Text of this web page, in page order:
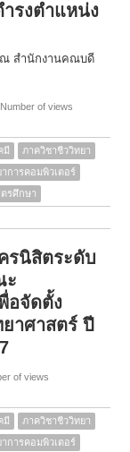
รงตำแหน่ง
ณ สำนักงานคณบดี
Number of views
มี
ภาควิชาชีววิทยา
การคอมพิวเตอร์
รศึกษา
รนิสิตระดับ
ะ
อจัดตั้ง
าศาสตร์ ปี
of views
มี
ภาควิชาชีววิทยา
การคอมพิวเตอร์